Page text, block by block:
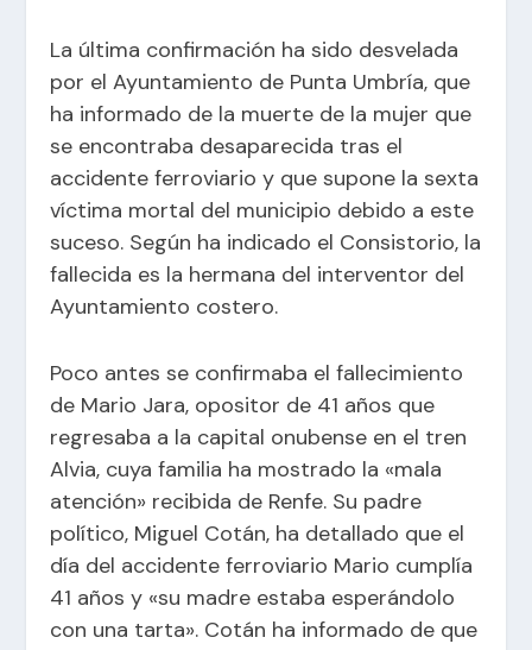
La última confirmación ha sido desvelada
por el Ayuntamiento de Punta Umbría, que
ha informado de la muerte de la mujer que
se encontraba desaparecida tras el
accidente ferroviario y que supone la sexta
víctima mortal del municipio debido a este
suceso. Según ha indicado el Consistorio, la
fallecida es la hermana del interventor del
Ayuntamiento costero.
Poco antes se confirmaba el fallecimiento
de Mario Jara, opositor de 41 años que
regresaba a la capital onubense en el tren
Alvia, cuya familia ha mostrado la «mala
atención» recibida de Renfe. Su padre
político, Miguel Cotán, ha detallado que el
día del accidente ferroviario Mario cumplía
41 años y «su madre estaba esperándolo
con una tarta». Cotán ha informado de que